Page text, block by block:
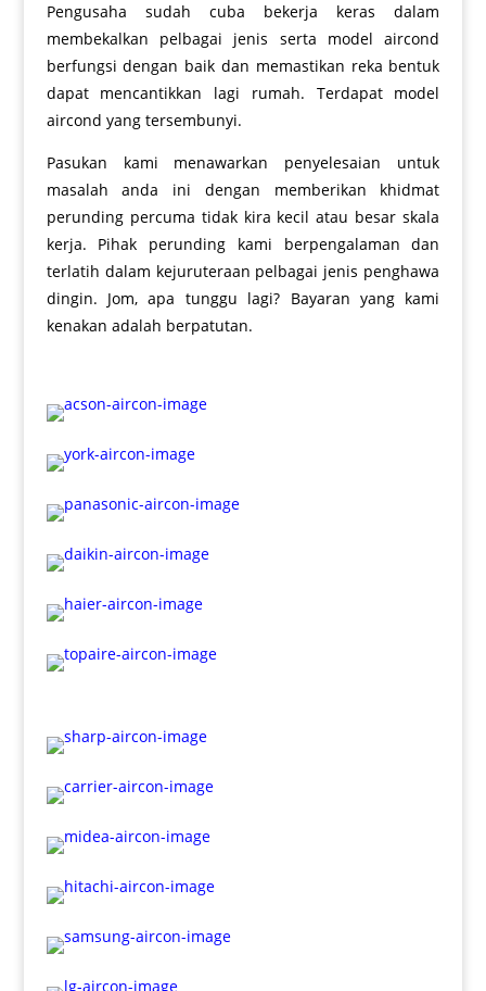
Pengusaha sudah cuba bekerja keras dalam
membekalkan pelbagai jenis serta model aircond
berfungsi dengan baik dan memastikan reka bentuk
dapat mencantikkan lagi rumah. Terdapat model
aircond yang tersembunyi.
Pasukan kami menawarkan penyelesaian untuk
masalah anda ini dengan memberikan khidmat
perunding percuma tidak kira kecil atau besar skala
kerja. Pihak perunding kami berpengalaman dan
terlatih dalam kejuruteraan pelbagai jenis penghawa
dingin. Jom, apa tunggu lagi? Bayaran yang kami
kenakan adalah berpatutan.